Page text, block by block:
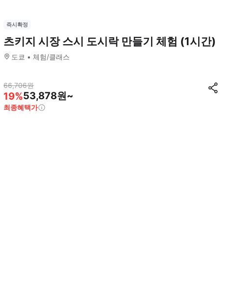
즉시확정
츠키지 시장 스시 도시락 만들기 체험 (1시간)
도쿄 체험/클래스
66,706원
19%53,878원~
최종혜택가